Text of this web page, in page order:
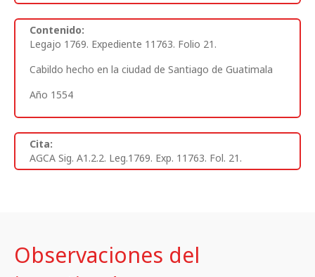
Contenido:
Legajo 1769. Expediente 11763. Folio 21.
Cabildo hecho en la ciudad de Santiago de Guatimala
Año 1554
Cita:
AGCA Sig. A1.2.2. Leg.1769. Exp. 11763. Fol. 21.
Observaciones del